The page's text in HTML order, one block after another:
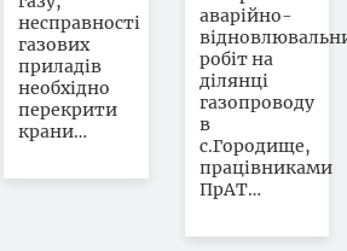
несправності
газових
приладів
необхідно
перекрити
крани…
аварійно-
робіт на
ділянці
газопроводу
в
с.Городище,
працівниками
ПрАТ…